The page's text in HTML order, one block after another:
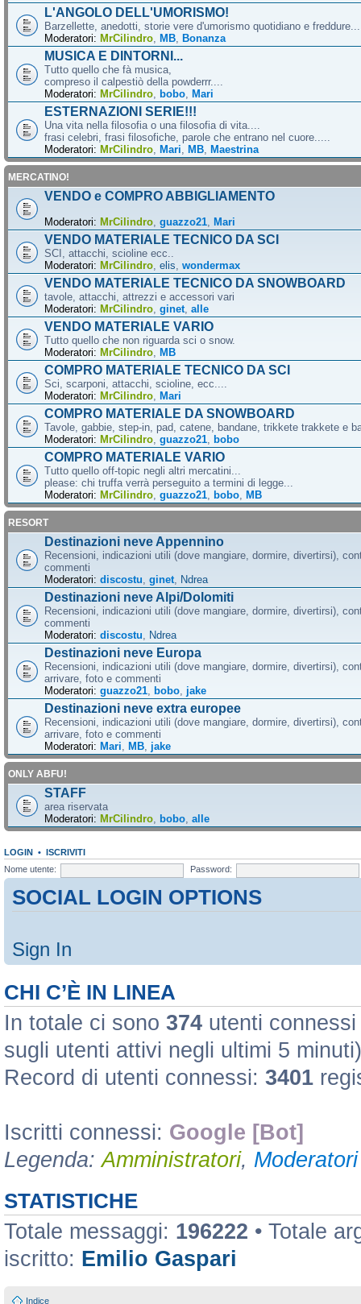
L'ANGOLO DELL'UMORISMO!
Barzellette, anedotti, storie vere d'umorismo quotidiano e
Moderatori: MrCilindro MB Bonanza
MUSICA E DINTORNI...
Tutto quello che fà musica,
compreso il calpestiò della powderrr....
Moderatori: MrCilindro bobo Mari
ESTERNAZIONI SERIE!!!
Una vita nella filosofia o una filosofia di vita....
frasi celebri, frasi filosofiche, parole che entrano nel cuore.....
Moderatori: MrCilindro Mari MB Maestrina
MERCATINO!
VENDO e COMPRO ABBIGLIAMENTO
Moderatori: MrCilindro guazzo21 Mari
VENDO MATERIALE TECNICO DA SCI
SCI, attacchi, scioline ecc..
Moderatori: MrCilindro elis wondermax
VENDO MATERIALE TECNICO DA SNOWBOARD
tavole, attacchi, attrezzi e accessori vari
Moderatori: MrCilindro ginet alle
VENDO MATERIALE VARIO
Tutto quello che non riguarda sci o snow.
Moderatori: MrCilindro MB
COMPRO MATERIALE TECNICO DA SCI
Sci, scarponi, attacchi, scioline, ecc....
Moderatori: MrCilindro Mari
COMPRO MATERIALE DA SNOWBOARD
Tavole, gabbie, step-in, pad, catene, bandane, trikkete trakkete e
Moderatori: MrCilindro guazzo21 bobo
COMPRO MATERIALE VARIO
Tutto quello off-topic negli altri mercatini...
please: chi truffa verrà perseguito a termini di legge...
Moderatori: MrCilindro guazzo21 bobo MB
RESORT
Destinazioni neve Appennino
Recensioni, indicazioni utili (dove mangiare, dormire, divertirsi),
commenti
Moderatori: discostu ginet Ndrea
Destinazioni neve Alpi/Dolomiti
Recensioni, indicazioni utili (dove mangiare, dormire, divertirsi),
commenti
Moderatori: discostu Ndrea
Destinazioni neve Europa
Recensioni, indicazioni utili (dove mangiare, dormire, divertirsi),
arrivare, foto e commenti
Moderatori: guazzo21 bobo jake
Destinazioni neve extra europee
Recensioni, indicazioni utili (dove mangiare, dormire, divertirsi),
arrivare, foto e commenti
Moderatori: Mari MB jake
ONLY ABFU!
STAFF
area riservata
Moderatori: MrCilindro bobo alle
LOGIN • ISCRIVITI
Nome utente:
Password:
SOCIAL LOGIN OPTIONS
Sign In
CHI C’È IN LINEA
In totale ci sono 374 utenti
sugli utenti attivi negli ultimi 5 minuti)
Record di utenti connessi: 3401
Iscritti connessi: Google [Bot]
Legenda:Amministratori,
STATISTICHE
Totale messaggi: 196222 • Totale
iscritto: Emilio Gaspari
Indice